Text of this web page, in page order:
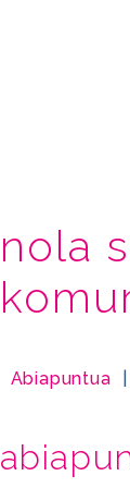
nola
Abiapuntua